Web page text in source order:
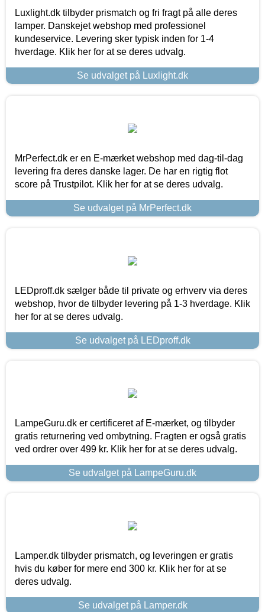
Luxlight.dk tilbyder prismatch og fri fragt på alle deres
lamper. Danskejet webshop med professionel
kundeservice. Levering sker typisk inden for 1-4
hverdage. Klik her for at se deres udvalg.
Se udvalget på Luxlight.dk
MrPerfect.dk er en E-mærket webshop med dag-til-dag
levering fra deres danske lager. De har en rigtig flot
score på Trustpilot. Klik her for at se deres udvalg.
Se udvalget på MrPerfect.dk
LEDproff.dk sælger både til private og erhverv via deres
webshop, hvor de tilbyder levering på 1-3 hverdage. Klik
her for at se deres udvalg.
Se udvalget på LEDproff.dk
LampeGuru.dk er certificeret af E-mærket, og tilbyder
gratis returnering ved ombytning. Fragten er også gratis
ved ordrer over 499 kr. Klik her for at se deres udvalg.
Se udvalget på LampeGuru.dk
Lamper.dk tilbyder prismatch, og leveringen er gratis
hvis du køber for mere end 300 kr. Klik her for at se
deres udvalg.
Se udvalget på Lamper.dk